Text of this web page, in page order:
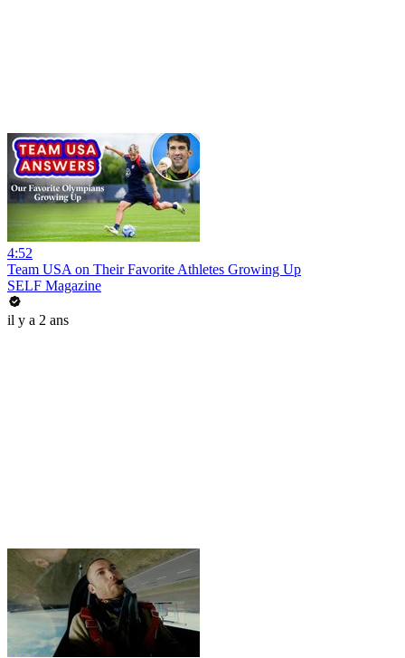
4:52
Team USA on Their Favorite Athletes Growing Up
SELF Magazine
il y a 2 ans